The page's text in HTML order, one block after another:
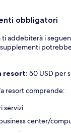
obbligatori
ti addebiterà i
resort: 50 USD per
resort comprende:
servizi
center/